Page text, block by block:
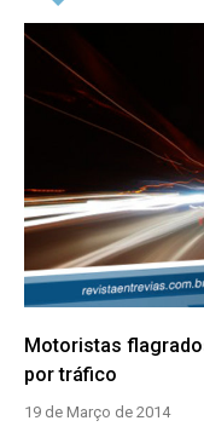
Motoristas
por tráfico
19 de Março de 2014